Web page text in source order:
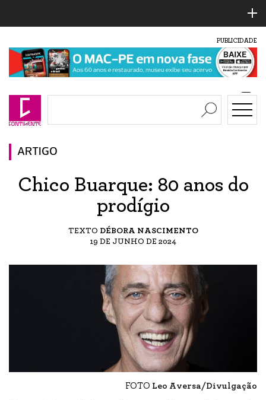
PUBLICIDADE
ARTIGO
Chico Buarque: 80 anos do
prodígio
TEXTO DÉBORA NASCIMENTO
19 DE JUNHO DE 2024
FOTO Leo Aversa/Divulgação